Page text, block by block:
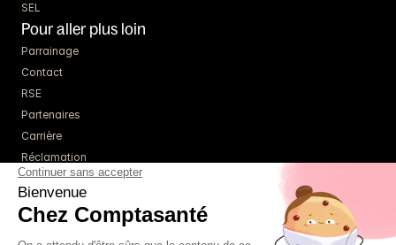
SEL
Pour aller plus loin
Parrainage
Contact
RSE
Partenaires
Carrière
Réclamation
Ressources
Blog
Guides